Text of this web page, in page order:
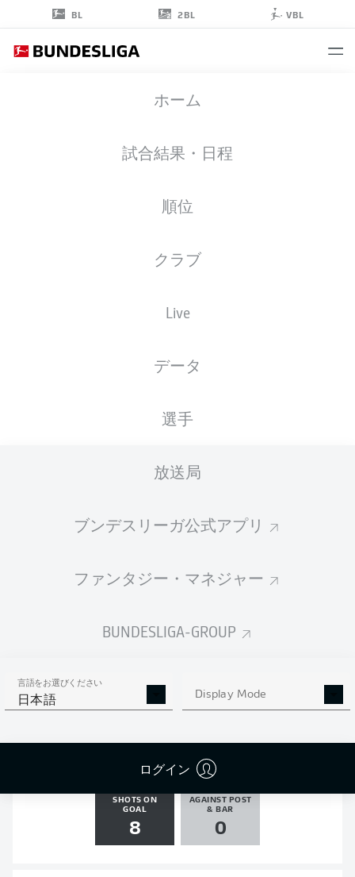
BL 2BL VBL
ホーム
試合結果・日程
順位
クラブ
Live
データ
選手
放送局
ブンデスリーガ公式アプリ
ファンタジー・マネジャー
BUNDESLIGA-GROUP
言語をお選びください
日本語 Display Mode
ログイン
統計 シーズン 2022/2023
GOALS ASSISTS PENALTIES
PENALTIES
SHOTS ON
GOAL
8
AGAINST POST
& BAR
0